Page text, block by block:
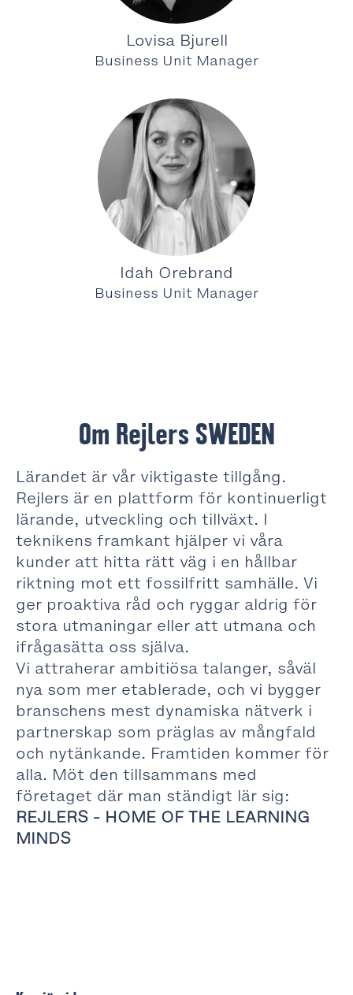
Lovisa Bjurell
Business Unit Manager
Idah Orebrand
Business Unit Manager
Om Rejlers SWEDEN
Lärandet är vår viktigaste tillgång.
Rejlers är en plattform för kontinuerligt
lärande, utveckling och tillväxt. I
teknikens framkant hjälper vi våra
kunder att hitta rätt väg i en hållbar
riktning mot ett fossilfritt samhälle. Vi
ger proaktiva råd och ryggar aldrig för
stora utmaningar eller att utmana och
ifrågasätta oss själva.
Vi attraherar ambitiösa talanger, såväl
nya som mer etablerade, och vi bygger
branschens mest dynamiska nätverk i
partnerskap som präglas av mångfald
och nytänkande. Framtiden kommer för
alla. Möt den tillsammans med
företaget där man ständigt lär sig:
REJLERS - HOME OF THE LEARNING
MINDS